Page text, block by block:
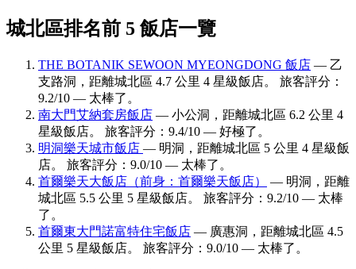
城北區排名前 5 飯店一覽
THE BOTANIK SEWOON MYEONGDONG 飯店 — 乙
支路洞，距離城北區 4.7 公里 4 星級飯店。 旅客評分：
9.2/10 — 太棒了。
南大門艾納套房飯店 — 小公洞，距離城北區 6.2 公里 4
星級飯店。 旅客評分：9.4/10 — 好極了。
明洞樂天城市飯店 — 明洞，距離城北區 5 公里 4 星級飯
店。 旅客評分：9.0/10 — 太棒了。
首爾樂天大飯店（前身：首爾樂天飯店）
— 明洞，距離
城北區 5.5 公里 5 星級飯店。 旅客評分：9.2/10 — 太棒
了。
首爾東大門諾富特住宅飯店 — 廣惠洞，距離城北區 4.5
公里 5 星級飯店。 旅客評分：9.0/10 — 太棒了。